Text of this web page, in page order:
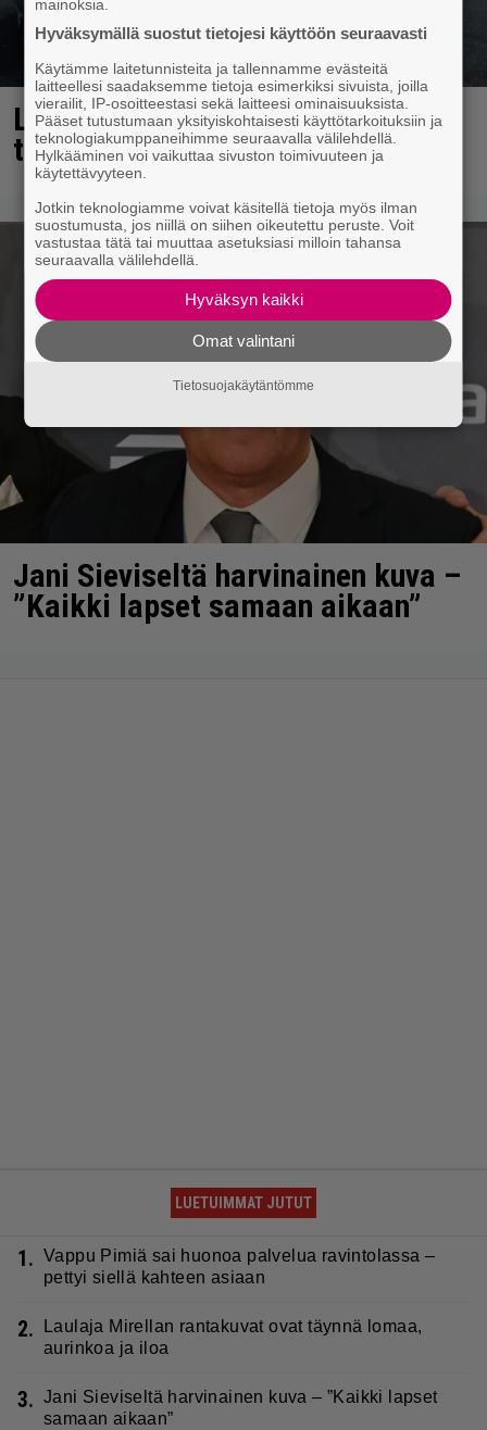
Laulaja Mirellan rantakuvat ovat
täynnä lomaa, aurinkoa ja iloa
Jani Sieviseltä harvinainen kuva –
”Kaikki lapset samaan aikaan”
LUETUIMMAT JUTUT
1. Vappu Pimiä sai huonoa palvelua ravintolassa –
pettyi siellä kahteen asiaan
2.
Laulaja Mirellan rantakuvat ovat täynnä lomaa,
aurinkoa ja iloa
3. Jani Sieviseltä harvinainen kuva – ”Kaikki lapset
samaan aikaan”
mainoksia.
Hyväksymällä suostut tietojesi käyttöön seuraavasti
Käytämme laitetunnisteita ja tallennamme evästeitä
laitteellesi saadaksemme tietoja esimerkiksi sivuista, joilla
vierailit, IP-osoitteestasi sekä laitteesi ominaisuuksista.
Pääset tutustumaan yksityiskohtaisesti käyttötarkoituksiin ja
teknologiakumppaneihimme seuraavalla välilehdellä.
Hylkääminen voi vaikuttaa sivuston toimivuuteen ja
käytettävyyteen.
Jotkin teknologiamme voivat käsitellä tietoja myös ilman
suostumusta, jos niillä on siihen oikeutettu peruste. Voit
vastustaa tätä tai muuttaa asetuksiasi milloin tahansa
seuraavalla välilehdellä.
Hyväksyn kaikki
Omat valintani
Tietosuojakäytäntömme